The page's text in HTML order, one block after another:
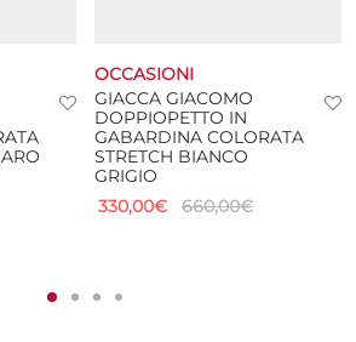
GIACCA GIACOMO
DOPPIOPETTO IN
GABARDINA COLORATA
STRETCH BIANCO
GRIGIO
OCCASIONI
330,00€ 660,00€